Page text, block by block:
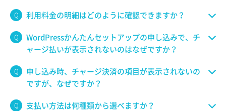
利用料金の明細はどのように確認できますか？
WordPressかんたんセットアップの申し込みで、チ
ャージ払いが表示されないのはなぜですか？
申し込み時、チャージ決済の項目が表示されないの
ですが、なぜですか？
支払い方法は何種類から選べますか？